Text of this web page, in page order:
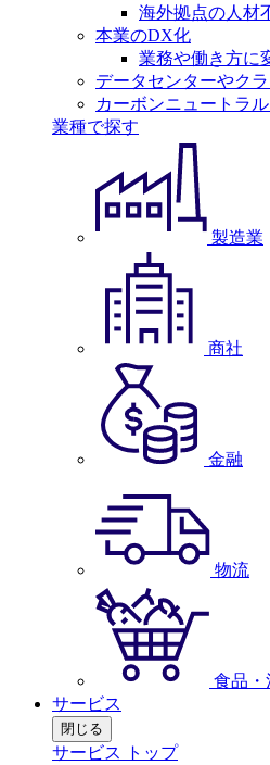
海外拠点の人材
本業のDX化
業務や働き方に
データセンターやク
カーボンニュートラ
業種で探す
製造業
商社
金融
物流
食品・
サービス
閉じる
サービス トップ